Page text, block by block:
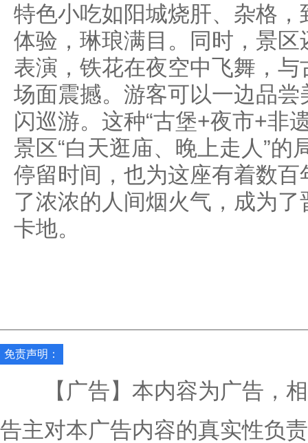
特色小吃如阳城烧肝、杂格
体验，琳琅满目。同时，景
表演，铁花在夜空中飞舞，
场面震撼。游客可以一边品
闪巡游。这种“古堡+夜市+非
景区“白天逛庙、晚上走人”的
停留时间，也为这座有着数
了浓浓的人间烟火气，成为
卡地。
免责声明：
【广告】本内容为广告，相
告主对本广告内容的真实性负